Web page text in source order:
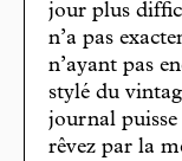
jour plus
n’a pas
n’ayant pas
stylé du
journal puisse
rêvez par la